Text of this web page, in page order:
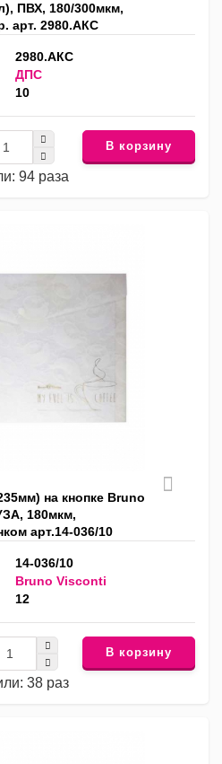
ПВХ, 180/300мкм,
арт. 2980.АКС
2980.АКС
ДПС
10
94 раза
В корзину
на кнопке Bruno
180мкм,
арт.14-036/10
14-036/10
Bruno Visconti
12
38 раз
В корзину